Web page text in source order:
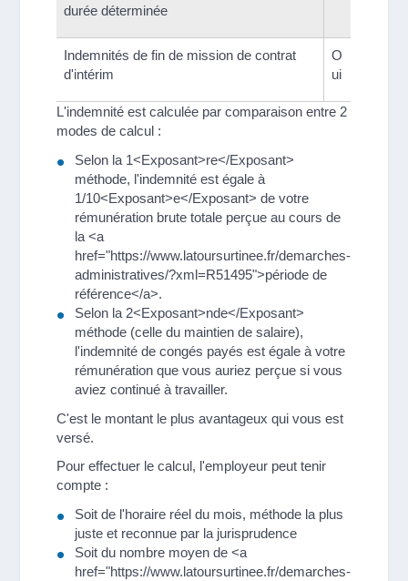
durée déterminée
Indemnités de fin de mission de contrat
d'intérim
O
ui
L'indemnité est calculée par comparaison entre 2
modes de calcul :
Selon la 1<Exposant>re</Exposant>
méthode, l'indemnité est égale à
1/10<Exposant>e</Exposant> de votre
rémunération brute totale perçue au cours de
la <a
href="https://www.latoursurtinee.fr/demarches-
administratives/?xml=R51495">période de
référence</a>.
Selon la 2<Exposant>nde</Exposant>
méthode (celle du maintien de salaire),
l'indemnité de congés payés est égale à votre
rémunération que vous auriez perçue si vous
aviez continué à travailler.
C'est le montant le plus avantageux qui vous est
versé.
Pour effectuer le calcul, l'employeur peut tenir
compte :
Soit de l'horaire réel du mois, méthode la plus
juste et reconnue par la jurisprudence
Soit du nombre moyen de <a
href="https://www.latoursurtinee.fr/demarches-